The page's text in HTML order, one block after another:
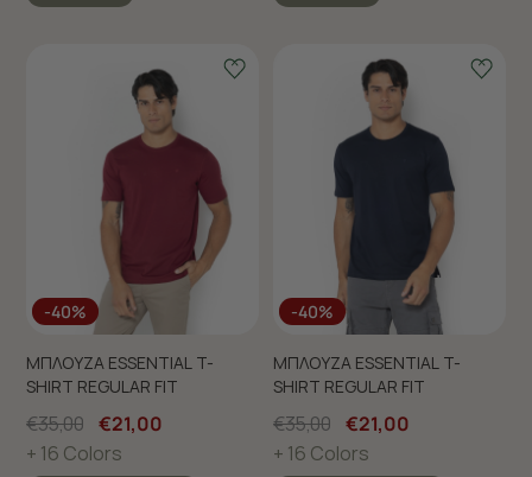
-40%
ΜΠΛΟΥΖΑ ESSENTIAL T-
SHIRT REGULAR FIT
€35,00 €21,00
+ 16 Colors
-40%
ΜΠΛΟΥΖΑ ESSENTIAL T-
SHIRT REGULAR FIT
€35,00 €21,00
+ 16 Colors